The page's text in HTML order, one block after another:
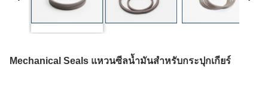
Mechanical Seals แหวนซีลน้ำมันสำหรับกระปุกเกียร์